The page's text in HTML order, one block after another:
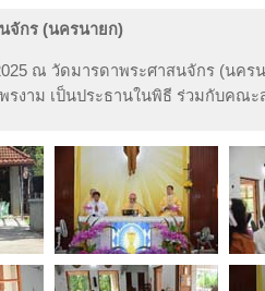
จักร (นครนายก)
ณ วัดมารดาพระศาสนจักร (นค
รงาม เป็นประธานในพิธี ร่วมกับคณ